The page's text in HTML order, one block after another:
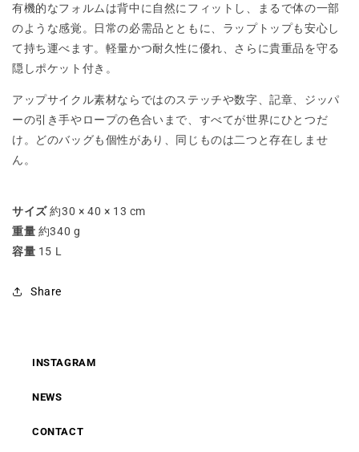
有機的なフォルムは背中に自然にフィットし、まるで体の一部
のような感覚。日常の必需品とともに、ラップトップも安心し
て持ち運べます。軽量かつ耐久性に優れ、さらに貴重品を守る
隠しポケット付き。
アップサイクル素材ならではのステッチや数字、記章、ジッパ
ーの引き手やロープの色合いまで、すべてが世界にひとつだ
け。どのバッグも個性があり、同じものは二つと存在しませ
ん。
サイズ約30 × 40 × 13 cm
重量 約340 g
容量 15 L
Share
INSTAGRAM
NEWS
CONTACT